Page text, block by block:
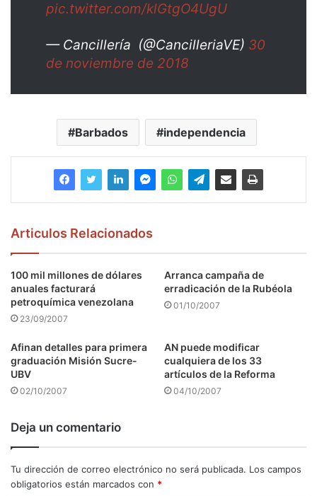
pic.twitter.com/klGtgO4UgU
— Cancillería (@CancilleriaVE) 30
de noviembre de 2018
Barbados independencia
Articulos Relacionados
100 mil millones de dólares
anuales facturará
petroquímica venezolana
23/09/2007
Arranca campaña de
erradicación de la Rubéola
01/10/2007
Afinan detalles para primera
graduación Misión Sucre-
UBV
02/10/2007
AN puede modificar
cualquiera de los 33
artículos de la Reforma
04/10/2007
Deja un comentario
Tu dirección de correo electrónico no será publicada. Los campos
obligatorios están marcados con *